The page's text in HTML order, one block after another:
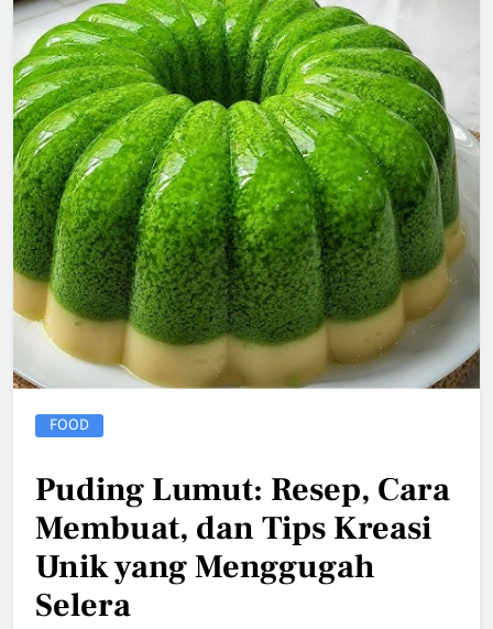
FOOD
Puding Lumut: Resep, Cara
Membuat, dan Tips Kreasi
Unik yang Menggugah
Selera